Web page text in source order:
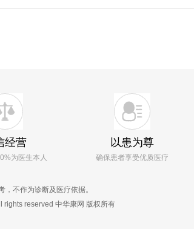
一家专治血管瘤和脉管畸形的医
7700平方米，医院职工70余
力量雄厚，临床工作人员30余人，
3人。拥有先进的医疗设备，包括
进口三维成像彩色B超机、全自动生
动力治疗机、自动麻醉机、高频电极
经营
为医生本人
以患为尊
确保患者享受优质医疗
，不作为诊断及医疗依据。
reserved 中华康网 版权所有